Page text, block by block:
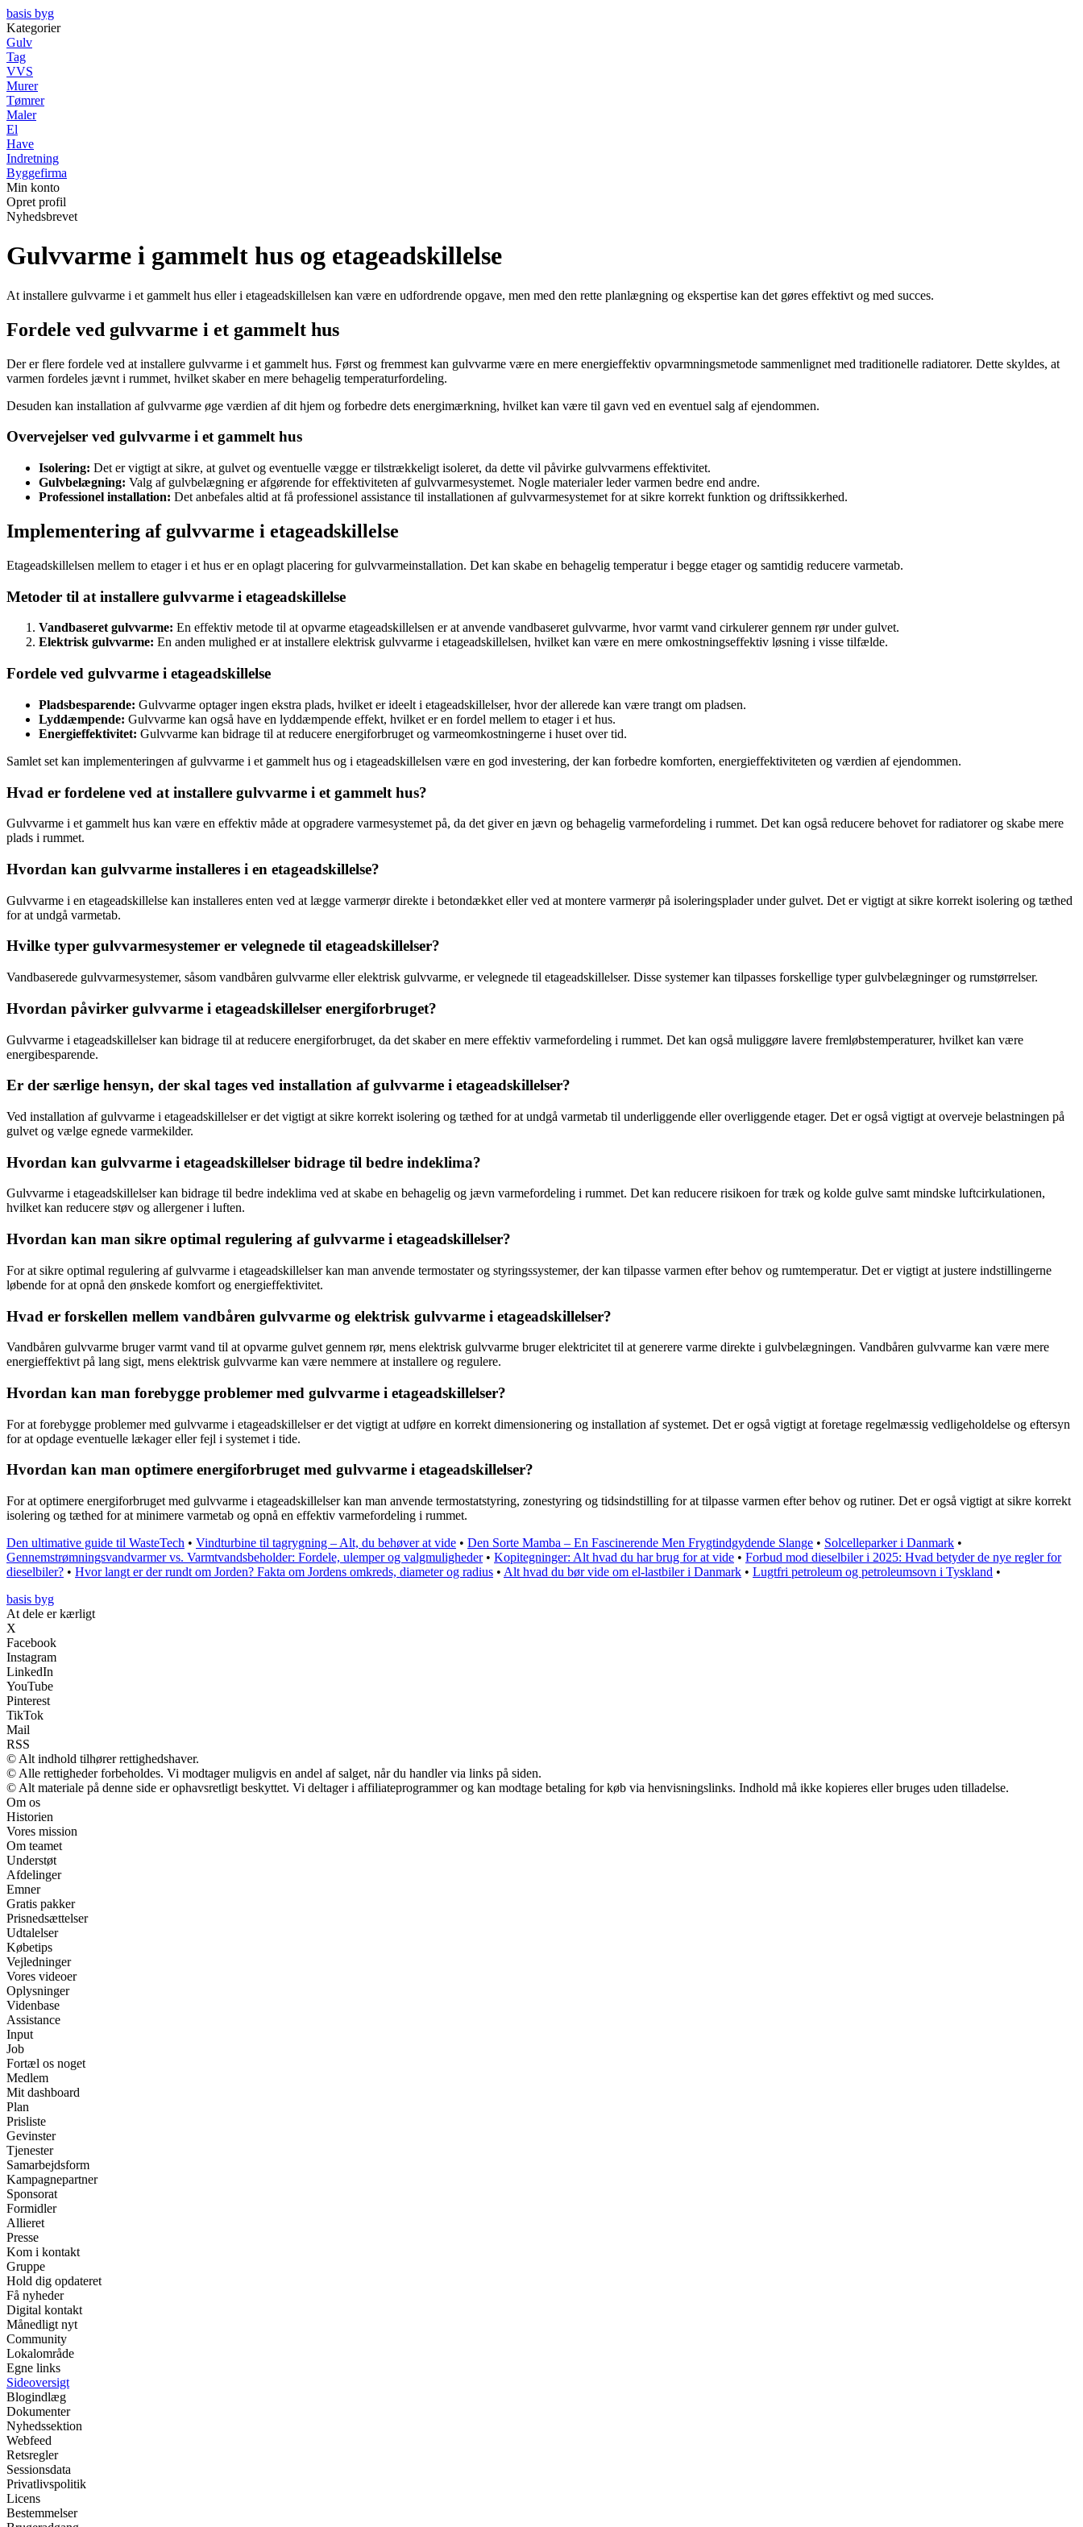
basis byg
Kategorier
Gulv
Tag
VVS
Murer
Tømrer
Maler
El
Have
Indretning
Byggefirma
Min konto
Opret profil
Nyhedsbrevet
Gulvvarme i gammelt hus og etageadskillelse
At installere gulvvarme i et gammelt hus eller i etageadskillelsen kan være en udfordrende opgave, men med den rette planlægning og ekspertise kan det gøres effektivt og med succes.
Fordele ved gulvvarme i et gammelt hus
Der er flere fordele ved at installere gulvvarme i et gammelt hus. Først og fremmest kan gulvvarme være en mere energieffektiv opvarmningsmetode sammenlignet med traditionelle radiatorer. Dette skyldes, at
varmen fordeles jævnt i rummet, hvilket skaber en mere behagelig temperaturfordeling.
Desuden kan installation af gulvvarme øge værdien af dit hjem og forbedre dets energimærkning, hvilket kan være til gavn ved en eventuel salg af ejendommen.
Overvejelser ved gulvvarme i et gammelt hus
Isolering: Det er vigtigt at sikre, at gulvet og eventuelle vægge er tilstrækkeligt isoleret, da dette vil påvirke gulvvarmens effektivitet.
Gulvbelægning: Valg af gulvbelægning er afgørende for effektiviteten af gulvvarmesystemet. Nogle materialer leder varmen bedre end andre.
Professionel installation: Det anbefales altid at få professionel assistance til installationen af gulvvarmesystemet for at sikre korrekt funktion og driftssikkerhed.
Implementering af gulvvarme i etageadskillelse
Etageadskillelsen mellem to etager i et hus er en oplagt placering for gulvvarmeinstallation. Det kan skabe en behagelig temperatur i begge etager og samtidig reducere varmetab.
Metoder til at installere gulvvarme i etageadskillelse
Vandbaseret gulvvarme: En effektiv metode til at opvarme etageadskillelsen er at anvende vandbaseret gulvvarme, hvor varmt vand cirkulerer gennem rør under gulvet.
Elektrisk gulvvarme: En anden mulighed er at installere elektrisk gulvvarme i etageadskillelsen, hvilket kan være en mere omkostningseffektiv løsning i visse tilfælde.
Fordele ved gulvvarme i etageadskillelse
Pladsbesparende: Gulvvarme optager ingen ekstra plads, hvilket er ideelt i etageadskillelser, hvor der allerede kan være trangt om pladsen.
Lyddæmpende: Gulvvarme kan også have en lyddæmpende effekt, hvilket er en fordel mellem to etager i et hus.
Energieffektivitet: Gulvvarme kan bidrage til at reducere energiforbruget og varmeomkostningerne i huset over tid.
Samlet set kan implementeringen af gulvvarme i et gammelt hus og i etageadskillelsen være en god investering, der kan forbedre komforten, energieffektiviteten og værdien af ejendommen.
Hvad er fordelene ved at installere gulvvarme i et gammelt hus?
Gulvvarme i et gammelt hus kan være en effektiv måde at opgradere varmesystemet på, da det giver en jævn og behagelig varmefordeling i rummet. Det kan også reducere behovet for radiatorer og skabe mere
plads i rummet.
Hvordan kan gulvvarme installeres i en etageadskillelse?
Gulvvarme i en etageadskillelse kan installeres enten ved at lægge varmerør direkte i betondækket eller ved at montere varmerør på isoleringsplader under gulvet. Det er vigtigt at sikre korrekt isolering og tæthed
for at undgå varmetab.
Hvilke typer gulvvarmesystemer er velegnede til etageadskillelser?
Vandbaserede gulvvarmesystemer, såsom vandbåren gulvvarme eller elektrisk gulvvarme, er velegnede til etageadskillelser. Disse systemer kan tilpasses forskellige typer gulvbelægninger og rumstørrelser.
Hvordan påvirker gulvvarme i etageadskillelser energiforbruget?
Gulvvarme i etageadskillelser kan bidrage til at reducere energiforbruget, da det skaber en mere effektiv varmefordeling i rummet. Det kan også muliggøre lavere fremløbstemperaturer, hvilket kan være
energibesparende.
Er der særlige hensyn, der skal tages ved installation af gulvvarme i etageadskillelser?
Ved installation af gulvvarme i etageadskillelser er det vigtigt at sikre korrekt isolering og tæthed for at undgå varmetab til underliggende eller overliggende etager. Det er også vigtigt at overveje belastningen på
gulvet og vælge egnede varmekilder.
Hvordan kan gulvvarme i etageadskillelser bidrage til bedre indeklima?
Gulvvarme i etageadskillelser kan bidrage til bedre indeklima ved at skabe en behagelig og jævn varmefordeling i rummet. Det kan reducere risikoen for træk og kolde gulve samt mindske luftcirkulationen,
hvilket kan reducere støv og allergener i luften.
Hvordan kan man sikre optimal regulering af gulvvarme i etageadskillelser?
For at sikre optimal regulering af gulvvarme i etageadskillelser kan man anvende termostater og styringssystemer, der kan tilpasse varmen efter behov og rumtemperatur. Det er vigtigt at justere indstillingerne
løbende for at opnå den ønskede komfort og energieffektivitet.
Hvad er forskellen mellem vandbåren gulvvarme og elektrisk gulvvarme i etageadskillelser?
Vandbåren gulvvarme bruger varmt vand til at opvarme gulvet gennem rør, mens elektrisk gulvvarme bruger elektricitet til at generere varme direkte i gulvbelægningen. Vandbåren gulvvarme kan være mere
energieffektivt på lang sigt, mens elektrisk gulvvarme kan være nemmere at installere og regulere.
Hvordan kan man forebygge problemer med gulvvarme i etageadskillelser?
For at forebygge problemer med gulvvarme i etageadskillelser er det vigtigt at udføre en korrekt dimensionering og installation af systemet. Det er også vigtigt at foretage regelmæssig vedligeholdelse og eftersyn
for at opdage eventuelle lækager eller fejl i systemet i tide.
Hvordan kan man optimere energiforbruget med gulvvarme i etageadskillelser?
For at optimere energiforbruget med gulvvarme i etageadskillelser kan man anvende termostatstyring, zonestyring og tidsindstilling for at tilpasse varmen efter behov og rutiner. Det er også vigtigt at sikre korrekt
isolering og tæthed for at minimere varmetab og opnå en effektiv varmefordeling i rummet.
Den ultimative guide til WasteTech • Vindturbine til tagrygning – Alt, du behøver at vide • Den Sorte Mamba – En Fascinerende Men Frygtindgydende Slange • Solcelleparker i Danmark •
Gennemstrømningsvandvarmer vs. Varmtvandsbeholder: Fordele, ulemper og valgmuligheder• Kopitegninger: Alt hvad du har brug for at vide • Forbud mod dieselbiler i 2025: Hvad betyder de nye regler for
dieselbiler? • Hvor langt er der rundt om Jorden? Fakta om Jordens omkreds, diameter og radius • Alt hvad du bør vide om el-lastbiler i Danmark • Lugtfri petroleum og petroleumsovn i Tyskland •
basis byg
At dele er kærligt
X
Facebook
Instagram
LinkedIn
YouTube
Pinterest
TikTok
Mail
RSS
© Alt indhold tilhører rettighedshaver.
© Alle rettigheder forbeholdes. Vi modtager muligvis en andel af salget, når du handler via links på siden.
© Alt materiale på denne side er ophavsretligt beskyttet. Vi deltager i affiliateprogrammer og kan modtage betaling for køb via henvisningslinks. Indhold må ikke kopieres eller bruges uden tilladelse.
Om os
Historien
Vores mission
Om teamet
Understøt
Afdelinger
Emner
Gratis pakker
Prisnedsættelser
Udtalelser
Købetips
Vejledninger
Vores videoer
Oplysninger
Videnbase
Assistance
Input
Job
Fortæl os noget
Medlem
Mit dashboard
Plan
Prisliste
Gevinster
Tjenester
Samarbejdsform
Kampagnepartner
Sponsorat
Formidler
Allieret
Presse
Kom i kontakt
Gruppe
Hold dig opdateret
Få nyheder
Digital kontakt
Månedligt nyt
Community
Lokalområde
Egne links
Sideoversigt
Blogindlæg
Dokumenter
Nyhedssektion
Webfeed
Retsregler
Sessionsdata
Privatlivspolitik
Licens
Bestemmelser